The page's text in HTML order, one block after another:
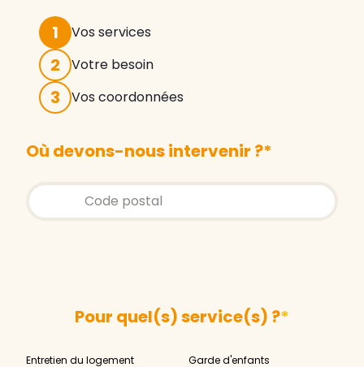
1 Vos services
2 Votre besoin
3 Vos coordonnées
Où devons-nous intervenir ?*
Store locator global - Autocompletion
Rechercher
Pour quel(s) service(s) ?*